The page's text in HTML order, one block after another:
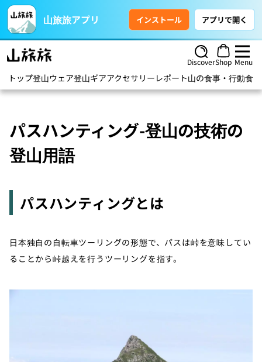
山旅旅アプリ インストール アプリで開く
DiscoverShop Menu
トップ登山ウェア登山ギアアクセサリー レポート山の食事・行動食
パスハンティング-登山の技術の
登山用語
パスハンティングとは
日本独自の自転車ツーリングの形態で、パスは峠を意味してい
ることから峠越えを行うツーリングを指す。